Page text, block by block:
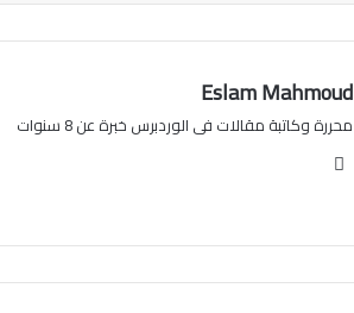
Eslam Mahmoud
محررة وكاتبة مقالات فى الوردبرس خبرة عن 8 سنوات
ب